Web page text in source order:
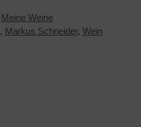
Meine Weine
, Markus Schneider, Wein